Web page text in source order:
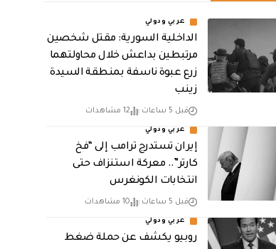
عربي ودولي
الداخلية السورية: مقتل شخصين
مرتبطين بداعش خلال محاولتهما
زرع عبوة ناسفة بمنطقة السيدة
زينب
قبل 5 ساعات 12 مشاهدات
عربي ودولي
إيران تستدرج ترامب إلى “فخ
كارتر”.. معركة استنزاف حتى
انتخابات الكونغرس
قبل 5 ساعات 10 مشاهدات
عربي ودولي
روبيو يكشف عن حملة ضغط